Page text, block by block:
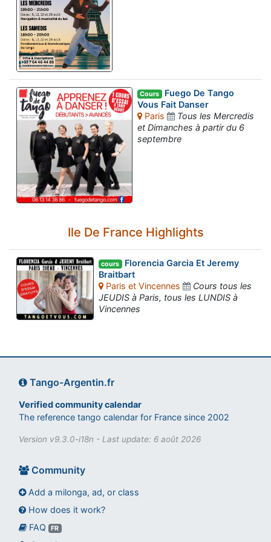
Cours Fuego De Tango
Vous Fait Danser
Paris
Tous les Mercredis
et Dimanches à partir du 6
septembre
Ile De France Highlights
cours Florencia Garcia Et Jeremy
Braitbart
Paris et Vincennes
Cours tous les
JEUDIS à Paris, tous les LUNDIS à
Vincennes
Tango-Argentin.fr
Verified community calendar
The reference tango calendar for France since 2002
Version v9.3.0-i18n - Last update: 6 août 2026
Community
Add a milonga, ad, or class
How does it work?
FAQ
FR
Assistant tango-argentin.fr
Questions sur les milongas, cours et stages